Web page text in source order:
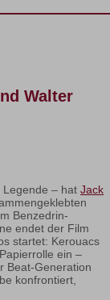
Walter
Legende – hat Jack
Benzedrin-
endet der Film
startet: Kerouacs
ein –
Beat-Generation
konfrontiert,